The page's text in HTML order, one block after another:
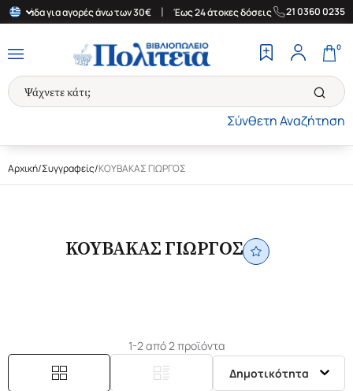
Ελλάδα για αγορές άνω των 30€ Έως 24 άτοκες δόσεις | Δωρεάν
21 0360 0235
Σύνθετη Αναζήτηση
0
Αρχική/Συγγραφείς/ΚΟΥΒΑΚΑΣ ΓΙΩΡΓΟΣ
ΚΟΥΒΑΚΑΣ ΓΙΩΡΓΟΣ
1-2 από 2 προϊόντα
Δημοτικότητα